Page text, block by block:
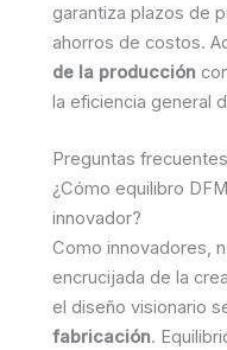
garantiza plazos de
ahorros de costos.
de la producción
la eficiencia general
Preguntas frecuentes
¿Cómo equilibro
innovador?
Como innovadores,
encrucijada de la
el diseño visionario
fabricación.